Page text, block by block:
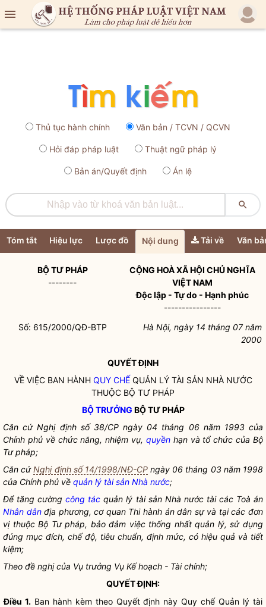

Thủ tục hành chính Văn bản / TCVN / QCVN
Hỏi đáp pháp luật Thuật ngữ pháp lý
Bản án/Quyết định Án lệ

Tóm tắt Hiệu lực Lược đồ Nội dung Tải về Văn
BỘ TƯ PHÁP
--------
CỘNG HOÀ XÃ HỘI CHỦ NGHĨA
VIỆT NAM
Độc lập - Tự do - Hạnh phúc
----------------
Số: 615/2000/QĐ-BTP
Hà Nội, ngày 14 tháng 07 năm
2000
QUYẾT ĐỊNH
VỀ VIỆC BAN HÀNH QUY CHẾ QUẢN LÝ TÀI SẢN NHÀ NƯỚC
THUỘC BỘ TƯ PHÁP
BỘ TRƯỞNG BỘ TƯ PHÁP
Căn cứ Nghị định số 38/CP ngày 04 tháng 06 năm 1993 của
Chính phủ về chức năng, nhiệm vụ, quyềnhạn và tổ chức của Bộ
Tư pháp;
Căn cứNghị định số 14/1998/NĐ-CPngày 06 tháng 03 năm 1998
của Chính phủ về quản lý tài sản Nhà nước;
Để tăng cườngcông tác quản lý tài sản Nhà nướctài các Toà án
Nhân dânđịa phương, cơ quan Thi hành án dân sự và tại các đơn
vị thuộc Bộ Tư pháp, bảo đảm việc thống nhất quản lý, sử dụng
đúng mục đích, chế độ, tiêu chuẩn, định mức, có hiệu quả và tiết
kiệm;
Theo đề nghị của Vụ trưởng Vụ Kế hoạch - Tài chính;
QUYẾT ĐỊNH:
Điều 1.Ban hành kèm theo Quyết định nàyQuy chế Quản lý tài